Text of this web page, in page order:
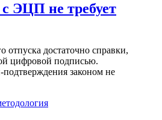
ЭЦП не требует
отпуска достаточно справки,
цифровой подписью.
законом не